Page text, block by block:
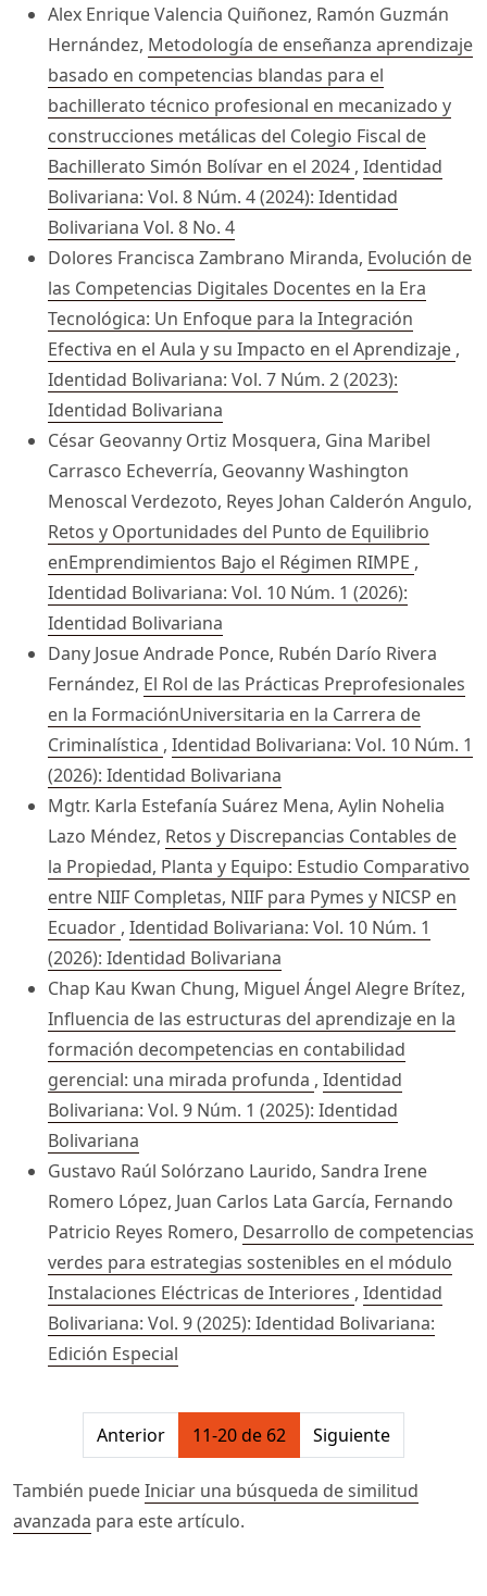
Alex Enrique Valencia Quiñonez, Ramón Guzmán
Hernández, Metodología de enseñanza aprendizaje
basado en competencias blandas para el
bachillerato técnico profesional en mecanizado y
construcciones metálicas del Colegio Fiscal de
Bachillerato Simón Bolívar en el 2024 , Identidad
Bolivariana: Vol. 8 Núm. 4 (2024): Identidad
Bolivariana Vol. 8 No. 4
Dolores Francisca Zambrano Miranda, Evolución de
las Competencias Digitales Docentes en la Era
Tecnológica: Un Enfoque para la Integración
Efectiva en el Aula y su Impacto en el Aprendizaje ,
Identidad Bolivariana: Vol. 7 Núm. 2 (2023):
Identidad Bolivariana
César Geovanny Ortiz Mosquera, Gina Maribel
Carrasco Echeverría, Geovanny Washington
Menoscal Verdezoto, Reyes Johan Calderón Angulo,
Retos y Oportunidades del Punto de Equilibrio
enEmprendimientos Bajo el Régimen RIMPE ,
Identidad Bolivariana: Vol. 10 Núm. 1 (2026):
Identidad Bolivariana
Dany Josue Andrade Ponce, Rubén Darío Rivera
Fernández, El Rol de las Prácticas Preprofesionales
en la FormaciónUniversitaria en la Carrera de
Criminalística , Identidad Bolivariana: Vol. 10 Núm. 1
(2026): Identidad Bolivariana
Mgtr. Karla Estefanía Suárez Mena, Aylin Nohelia
Lazo Méndez, Retos y Discrepancias Contables de
la Propiedad, Planta y Equipo: Estudio Comparativo
entre NIIF Completas, NIIF para Pymes y NICSP en
Ecuador , Identidad Bolivariana: Vol. 10 Núm. 1
(2026): Identidad Bolivariana
Chap Kau Kwan Chung, Miguel Ángel Alegre Brítez,
Influencia de las estructuras del aprendizaje en la
formación decompetencias en contabilidad
gerencial: una mirada profunda , Identidad
Bolivariana: Vol. 9 Núm. 1 (2025): Identidad
Bolivariana
Gustavo Raúl Solórzano Laurido, Sandra Irene
Romero López, Juan Carlos Lata García, Fernando
Patricio Reyes Romero, Desarrollo de competencias
verdes para estrategias sostenibles en el módulo
Instalaciones Eléctricas de Interiores , Identidad
Bolivariana: Vol. 9 (2025): Identidad Bolivariana:
Edición Especial
##issue.pagination##
Anterior 11-20 de 62 Siguiente
También puedeIniciar una búsqueda de similitud
avanzada para este artículo.